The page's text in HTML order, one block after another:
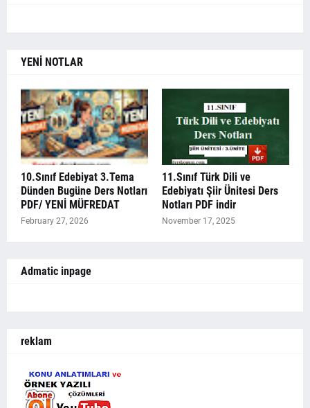
YENİ NOTLAR
10.Sınıf Edebiyat 3.Tema
Dünden Bugüne Ders Notları
PDF/ YENİ MÜFREDAT
February 27, 2026
11.Sınıf Türk Dili ve
Edebiyatı Şiir Ünitesi Ders
Notları PDF indir
November 17, 2025
Admatic inpage
reklam